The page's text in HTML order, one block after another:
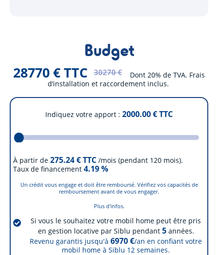
Budget
28770 € TTC 30270 €
Dont 20% de TVA. Frais
d’installation et raccordement inclus.
Indiquez votre apport 2000.00€ TTC
À partir de 275.24€ TTC /mois (pendant 120 mois).
Taux de financement 4.19%
Un crédit vous engage et doit être remboursé. Vérifiez vos capacités de
remboursement avant de vous engager.
Plus d'infos.
Si vous le souhaitez votre mobil home peut être pris
en gestion locative par Siblu pendant 5années.
Revenu garantis jusqu'à6970 €/an en confiant votre
mobil home à Siblu 12 semaines.